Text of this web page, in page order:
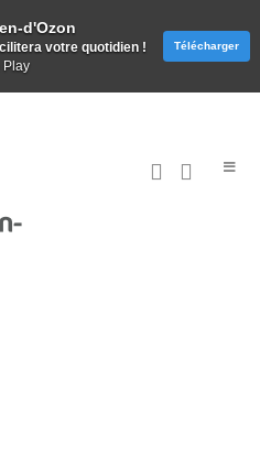
d'Ozon
votre quotidien !
Play
Télécharger